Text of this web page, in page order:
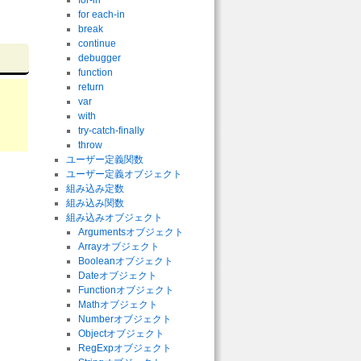
for each-in
break
continue
debugger
function
return
var
with
try-catch-finally
throw
ユーザー定義関数
ユーザー定義オブジェクト
組み込み定数
組み込み関数
組み込みオブジェクト
Argumentsオブジェクト
Arrayオブジェクト
Booleanオブジェクト
Dateオブジェクト
Functionオブジェクト
Mathオブジェクト
Numberオブジェクト
Objectオブジェクト
RegExpオブジェクト